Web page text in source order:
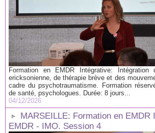
Formation en EMDR Intégrative: Intégration
ericksonienne, de thérapie brève et des
cadre du psychotraumatisme. Formation
de santé, psychologues. Durée: 8 jours...
04/12/2026
MARSEILLE: Formation en EMDR
EMDR - IMO. Session 4